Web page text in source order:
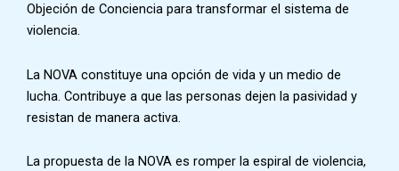
Objeción de Conciencia para transformar el sistema de
violencia.
La NOVA constituye una opción de vida y un medio de
lucha. Contribuye a que las personas dejen la pasividad y
resistan de manera activa.
La propuesta de la NOVA es romper la espiral de violencia,